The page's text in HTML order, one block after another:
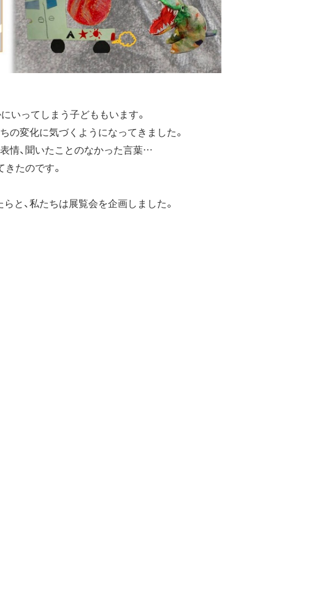
いってしまう子どももいます。
の変化に気づくようになってきました。
情、聞いたことのなかった言葉…
たのです。
と、私たちは展覧会を企画しました。